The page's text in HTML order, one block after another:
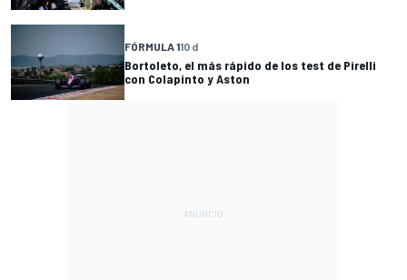
FÓRMULA 110 d
Bortoleto, el más rápido de los test de Pirelli
con Colapinto y Aston